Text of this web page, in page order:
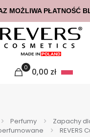
0 0,00 zł
Perfumy
Zapachy
REVERS
MOŻLIWA PŁATNOŚĆ